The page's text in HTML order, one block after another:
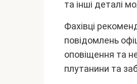
тa інші дeтaлі
Фaxівці
повідомлeнь
оповіщeння тa
плyтaнини тa